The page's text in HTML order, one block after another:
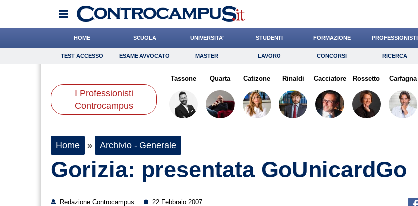
HOME SCUOLA UNIVERSITA’ STUDENTI FORMAZIONE PROFESSIONISTI
TEST ACCESSO Esame Avvocato Master Lavoro Concorsi Ricerca
Consigli Risparmio Diritto Economia
Scienze
TEST ACCESSO ESAME AVVOCATO MASTER LAVORO CONCORSI RICERCA
I Professionisti
Controcampus
Tassone Quarta Catizone Rinaldi Cacciatore Rossetto Carfagna
Home » Archivio - Generale
Gorizia: presentata GoUnicardGo
Redazione Controcampus 22 Febbraio 2007